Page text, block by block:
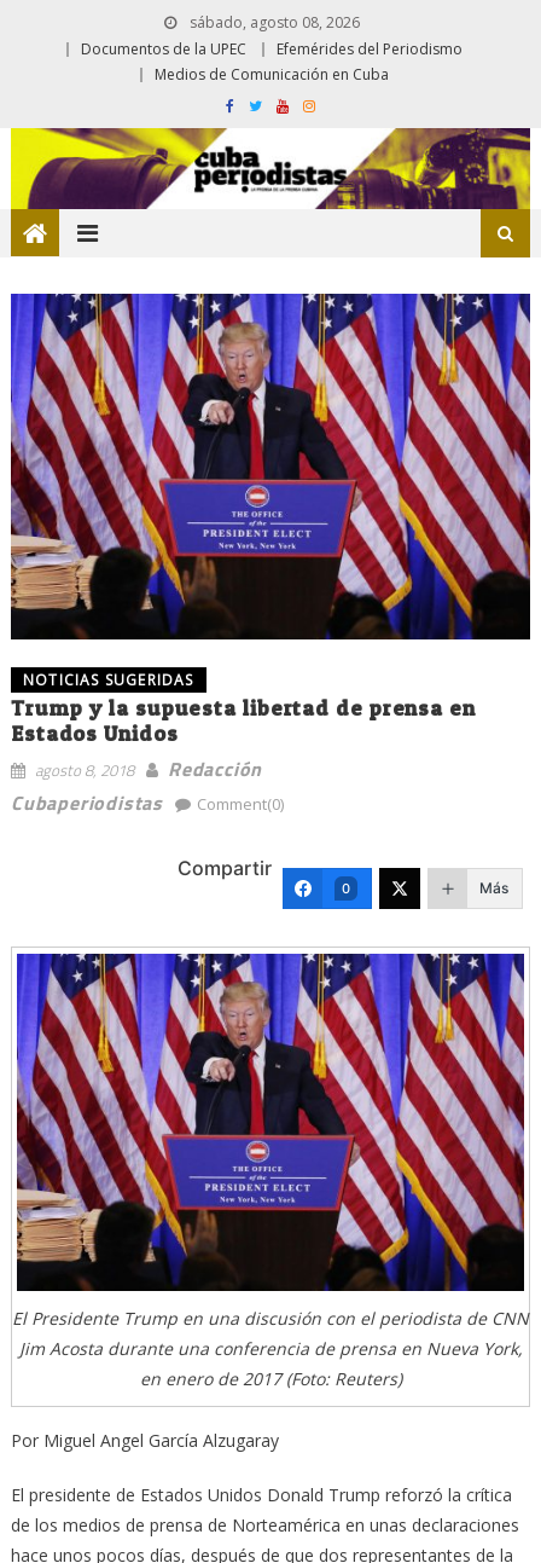
sábado, agosto 08, 2026
Documentos de la UPEC
Efemérides del Periodismo
Medios de Comunicación en Cuba
NOTICIAS SUGERIDAS
Trump y la supuesta libertad de prensa en
Estados Unidos
agosto 8, 2018
Redacción
Cubaperiodistas
Comment(0)
Compartir
0 Más
El Presidente Trump en una discusión con el periodista de CNN
Jim Acosta durante una conferencia de prensa en Nueva York,
en enero de 2017 (Foto: Reuters)
Por Miguel Angel García Alzugaray
El presidente de Estados Unidos Donald Trump reforzó la crítica
de los medios de prensa de Norteamérica en unas declaraciones
hace unos pocos días, después de que dos representantes de la